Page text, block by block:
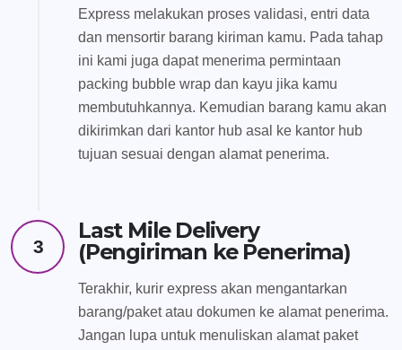
Express melakukan proses validasi, entri data
dan mensortir barang kiriman kamu. Pada tahap
ini kami juga dapat menerima permintaan
packing bubble wrap dan kayu jika kamu
membutuhkannya. Kemudian barang kamu akan
dikirimkan dari kantor hub asal ke kantor hub
tujuan sesuai dengan alamat penerima.
3
Last Mile Delivery
(Pengiriman ke Penerima)
Terakhir, kurir express akan mengantarkan
barang/paket atau dokumen ke alamat penerima.
Jangan lupa untuk menuliskan alamat paket